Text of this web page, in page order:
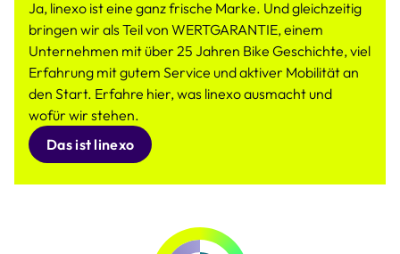
Ja, linexo ist eine ganz frische Marke. Und gleichzeitig
bringen wir als Teil von WERTGARANTIE, einem
Unternehmen mit über 25 Jahren Bike Geschichte, viel
Erfahrung mit gutem Service und aktiver Mobilität an
den Start. Erfahre hier, was linexo ausmacht und
wofür wir stehen.
Das ist linexo